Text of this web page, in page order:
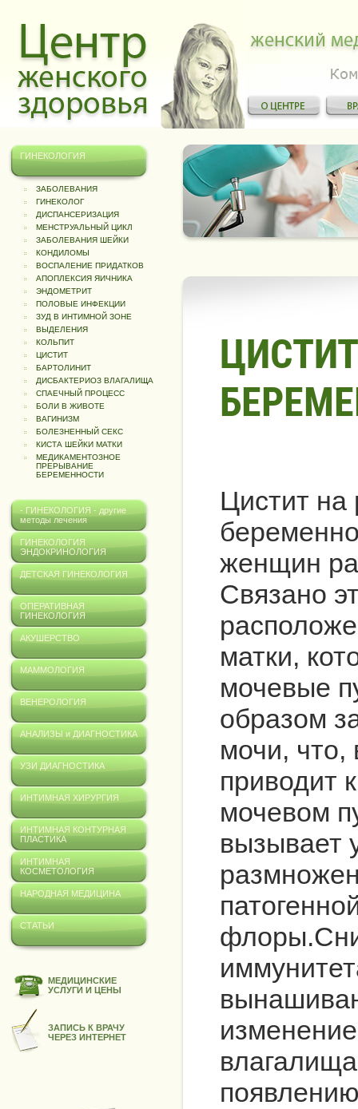
ГИНЕКОЛОГИЯ
ЗАБОЛЕВАНИЯ
ГИНЕКОЛОГ
ДИСПАНСЕРИЗАЦИЯ
МЕНСТРУАЛЬНЫЙ ЦИКЛ
ЗАБОЛЕВАНИЯ ШЕЙКИ
КОНДИЛОМЫ
ВОСПАЛЕНИЕ ПРИДАТКОВ
АПОПЛЕКСИЯ ЯИЧНИКА
ЭНДОМЕТРИТ
ПОЛОВЫЕ ИНФЕКЦИИ
ЗУД В ИНТИМНОЙ ЗОНЕ
ВЫДЕЛЕНИЯ
КОЛЬПИТ
ЦИСТИТ
БАРТОЛИНИТ
ДИСБАКТЕРИОЗ ВЛАГАЛИЩА
СПАЕЧНЫЙ ПРОЦЕСС
БОЛИ В ЖИВОТЕ
ВАГИНИЗМ
БОЛЕЗНЕННЫЙ СЕКС
КИСТА ШЕЙКИ МАТКИ
МЕДИКАМЕНТОЗНОЕ
ПРЕРЫВАНИЕ
БЕРЕМЕННОСТИ
- ГИНЕКОЛОГИЯ - другие
методы лечения
ГИНЕКОЛОГИЯ
ЭНДОКРИНОЛОГИЯ
ДЕТСКАЯ ГИНЕКОЛОГИЯ
ОПЕРАТИВНАЯ
ГИНЕКОЛОГИЯ
АКУШЕРСТВО
МАММОЛОГИЯ
ВЕНЕРОЛОГИЯ
АНАЛИЗЫ и ДИАГНОСТИКА
УЗИ ДИАГНОСТИКА
ИНТИМНАЯ ХИРУРГИЯ
ИНТИМНАЯ КОНТУРНАЯ
ПЛАСТИКА
ИНТИМНАЯ
КОСМЕТОЛОГИЯ
НАРОДНАЯ МЕДИЦИНА
СТАТЬИ
МЕДИЦИНСКИЕ
УСЛУГИ И ЦЕНЫ
ЗАПИСЬ К ВРАЧУ
ЧЕРЕЗ ИНТЕРНЕТ
Цистит на
женщин
Связано
матки,
мочевые
образом
мочи, что,
приводит
мочевом
вызывает